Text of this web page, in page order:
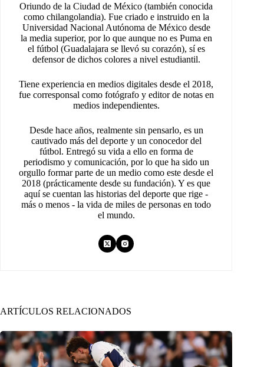
Oriundo de la Ciudad de México (también conocida
como chilangolandia). Fue criado e instruido en la
Universidad Nacional Autónoma de México desde
la media superior, por lo que aunque no es Puma en
el fútbol (Guadalajara se llevó su corazón), sí es
defensor de dichos colores a nivel estudiantil.
Tiene experiencia en medios digitales desde el 2018,
fue corresponsal como fotógrafo y editor de notas en
medios independientes.
Desde hace años, realmente sin pensarlo, es un
cautivado más del deporte y un conocedor del
fútbol. Entregó su vida a ello en forma de
periodismo y comunicación, por lo que ha sido un
orgullo formar parte de un medio como este desde el
2018 (prácticamente desde su fundación). Y es que
aquí se cuentan las historias del deporte que rige -
más o menos - la vida de miles de personas en todo
el mundo.
ARTÍCULOS RELACIONADOS